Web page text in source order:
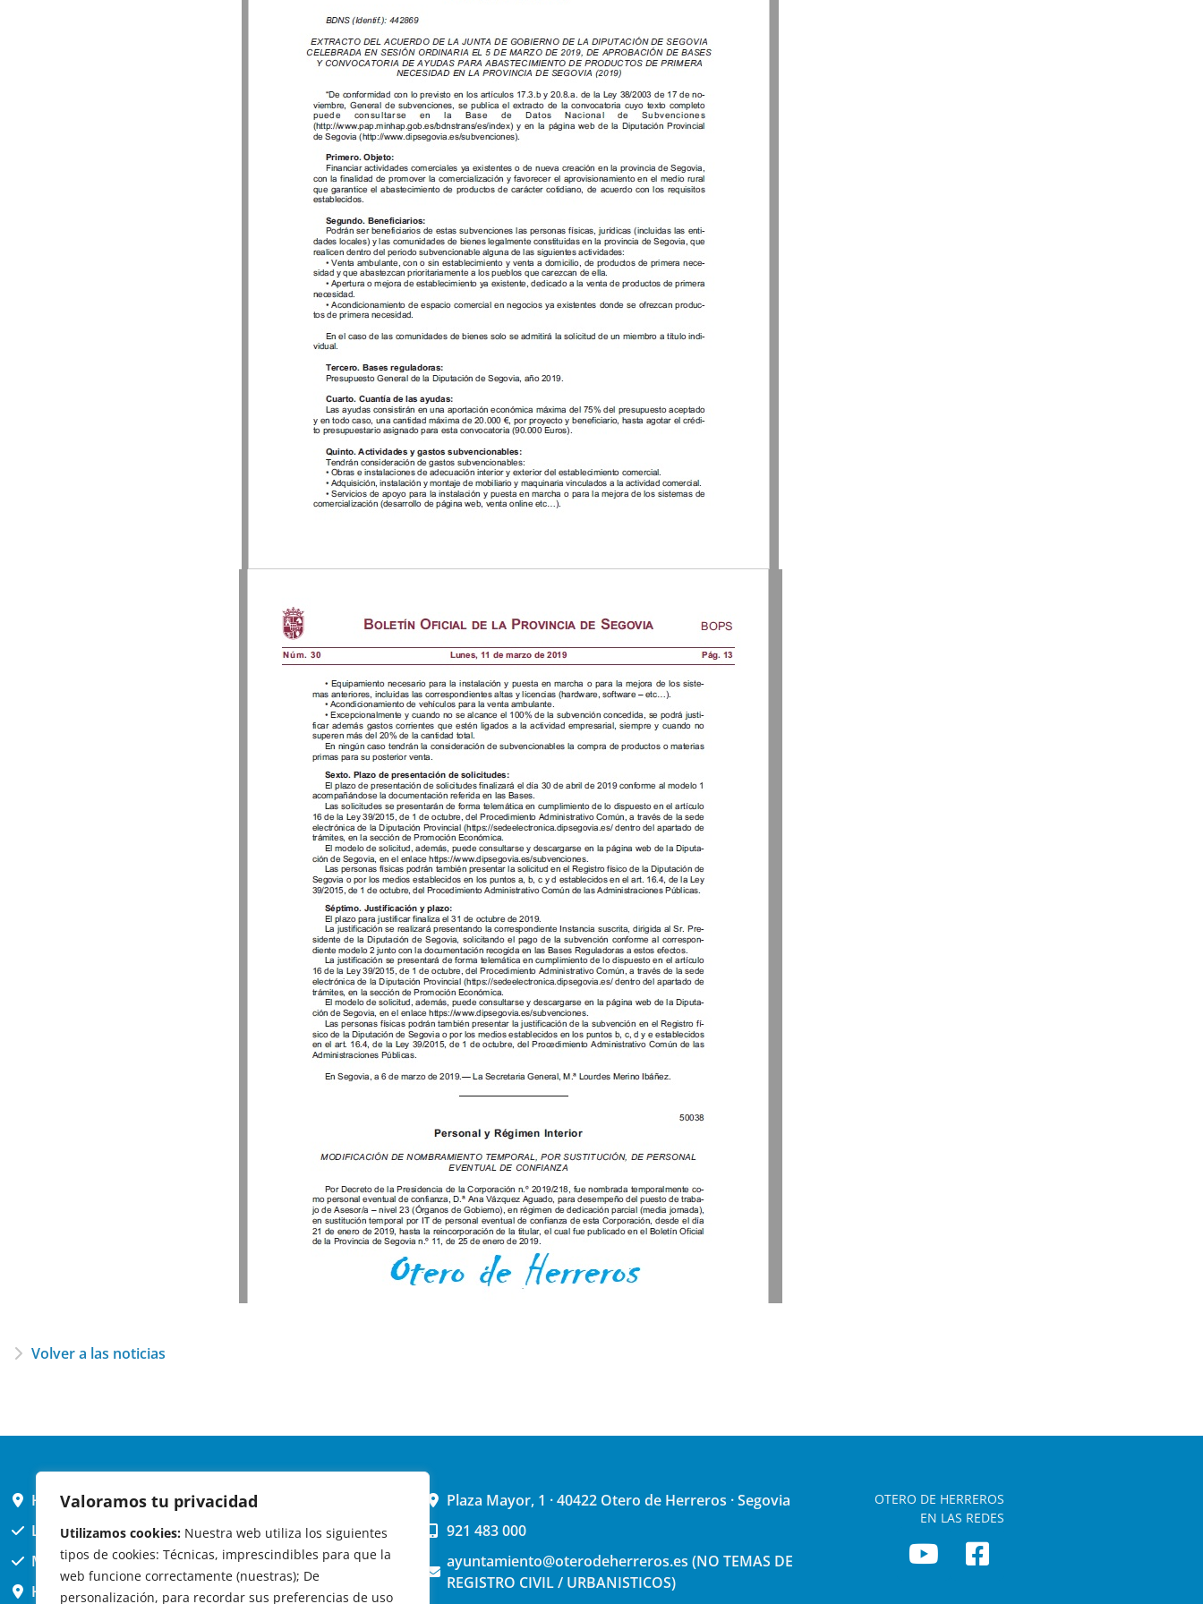
Valoramos tu privacidad
Utilizamos cookies: Nuestra web utiliza los siguientes
tipos de cookies: Técnicas, imprescindibles para que la
web funcione correctamente (nuestras); De
personalización, para recordar sus preferencias de uso
Volver a las noticias
HORARIO AYUNTAMIENTO
L,X,J,V 9 a 14h
MARTES cerrado atención presencial
HORARIO ARQUITECTO
Plaza Mayor, 1 · 40422 Otero de Herreros · Segovia
921 483 000
ayuntamiento@oterodeherreros.es (NO TEMAS DE
REGISTRO CIVIL / URBANISTICOS)
OTERO DE HERREROS
EN LAS REDES